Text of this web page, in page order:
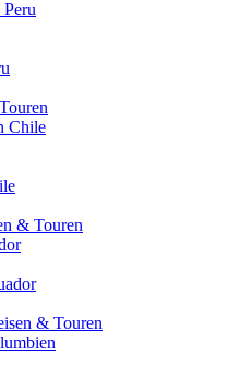
Chile
& Touren
& Touren